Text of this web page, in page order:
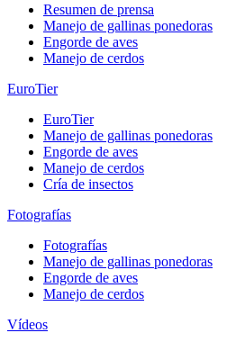
Resumen de prensa
Manejo de gallinas ponedoras
Engorde de aves
Manejo de cerdos
EuroTier
EuroTier
Manejo de gallinas ponedoras
Engorde de aves
Manejo de cerdos
Cría de insectos
Fotografías
Fotografías
Manejo de gallinas ponedoras
Engorde de aves
Manejo de cerdos
Vídeos